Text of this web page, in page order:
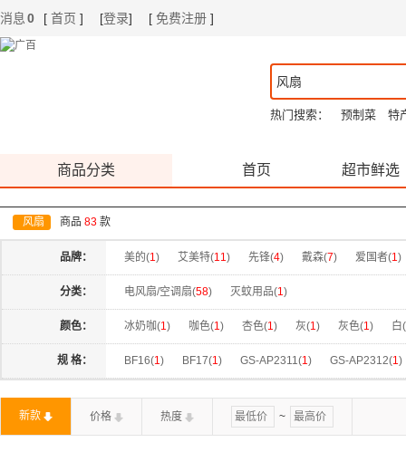
消息 0 [ 首页 ] [登录] [ 免费注册 ]
热门搜索： 预制菜 特
商品分类 首页 超市鲜选
风扇 商品 83 款
品牌： 美的(1) 艾美特(11) 先锋(4) 戴森(7) 爱国者(1)
科西（KEHEAL）( 笨笨马(6)
分类： 电风扇/空调扇(58) 灭蚊用品(1)
颜色： 冰奶咖(1) 咖色(1) 杏色(1) 灰(1) 灰色(1) 白(
黄色(1) 灰紫色(1) 米白色(1) 粉色小鹿(1) 紫色(
草绿色(1) 黑色(2)
规 格： BF16(1) BF17(1) GS-AP2311(1) GS-AP2312(1)
)
新款 价格 热度 ~